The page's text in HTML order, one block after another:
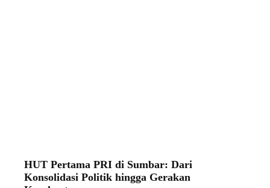
HUT Pertama PRI di Sumbar: Dari
Konsolidasi Politik hingga Gerakan